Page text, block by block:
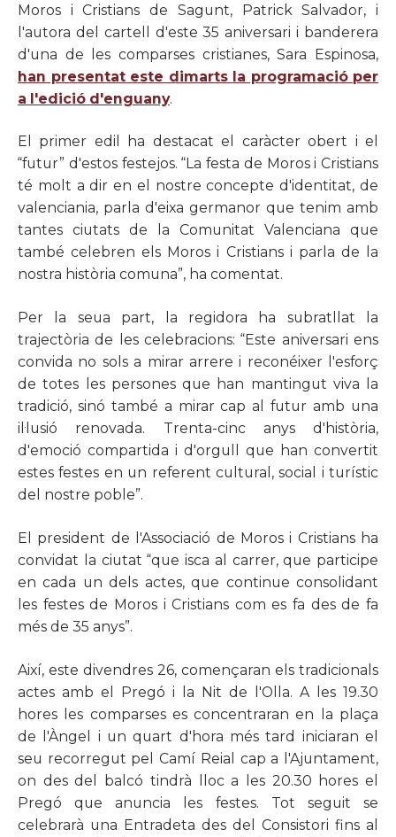
Moros i Cristians de Sagunt, Patrick Salvador, i
l'autora del cartell d'este 35 aniversari i banderera
d'una de les comparses cristianes, Sara Espinosa,
han presentat este dimarts la programació per
a l'edició d'enguany.
El primer edil ha destacat el caràcter obert i el
“futur” d'estos festejos. “La festa de Moros i Cristians
té molt a dir en el nostre concepte d'identitat, de
valenciania, parla d'eixa germanor que tenim amb
tantes ciutats de la Comunitat Valenciana que
també celebren els Moros i Cristians i parla de la
nostra història comuna”, ha comentat.
Per la seua part, la regidora ha subratllat la
trajectòria de les celebracions: “Este aniversari ens
convida no sols a mirar arrere i reconéixer l'esforç
de totes les persones que han mantingut viva la
tradició, sinó també a mirar cap al futur amb una
il·lusió renovada. Trenta-cinc anys d'història,
d'emoció compartida i d'orgull que han convertit
estes festes en un referent cultural, social i turístic
del nostre poble”.
El president de l'Associació de Moros i Cristians ha
convidat la ciutat “que isca al carrer, que participe
en cada un dels actes, que continue consolidant
les festes de Moros i Cristians com es fa des de fa
més de 35 anys”.
Així, este divendres 26, començaran els tradicionals
actes amb el Pregó i la Nit de l'Olla. A les 19.30
hores les comparses es concentraran en la plaça
de l'Àngel i un quart d'hora més tard iniciaran el
seu recorregut pel Camí Reial cap a l'Ajuntament,
on des del balcó tindrà lloc a les 20.30 hores el
Pregó que anuncia les festes. Tot seguit se
celebrarà una Entradeta des del Consistori fins al